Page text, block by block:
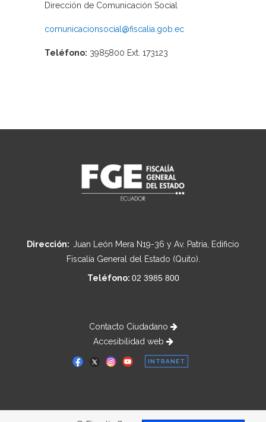
Dirección de Comunicación Social
comunicacionsocial@fiscalia.gob.ec
Teléfono: 3985800 Ext. 173123
Dirección: Juan León Mera N19-36 y Av. Patria, Edificio
Fiscalía General del Estado (Quito).
Teléfono: 02 3985 800
Contacto Ciudadano
Accesibilidad web
INTRANET